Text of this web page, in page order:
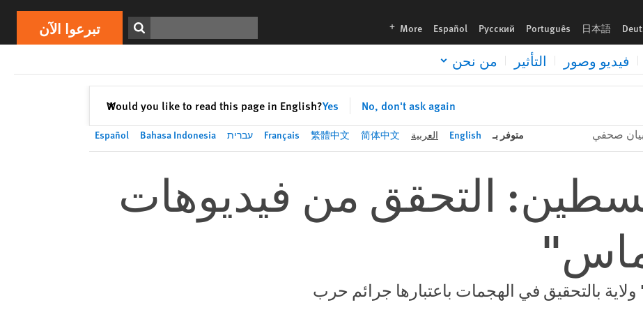
日本語
Português
Русский
Español
More
languages تبرعوا الآن
فيديو وصور التأثير من نحن
Would you like to read this page in English?Yes No, don't ask again
✕إغلاق
Print تبرعوا الآن
بيان صحفي متوفر بـ English العربية 简体中文
繁體中文
Français עברית Bahasa Indonesia
Español
التحقق من فيديوهات
ولاية بالتحقيق في الهجمات باعتبارها جرائم حرب